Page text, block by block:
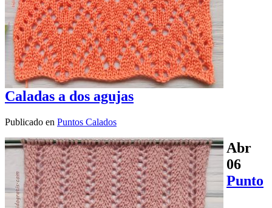
Caladas a dos agujas
Publicado en Puntos Calados
Abr
06
Punto